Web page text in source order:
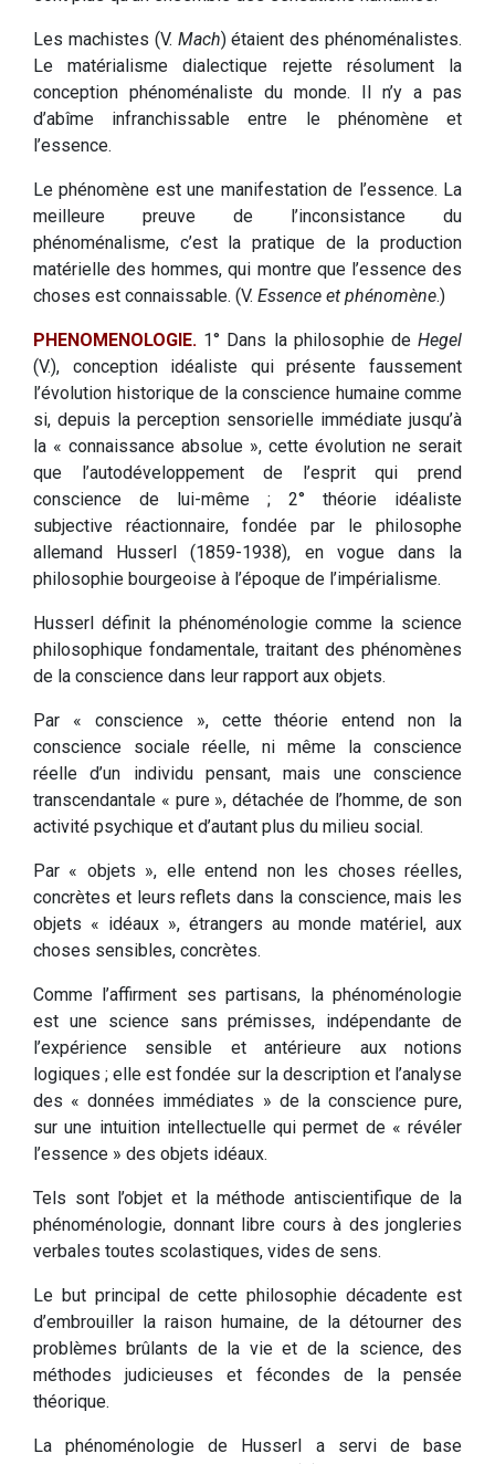
Les machistes (V. Mach) étaient des phénoménalistes.
Le matérialisme dialectique rejette résolument la
conception phénoménaliste du monde. Il n’y a pas
d’abîme infranchissable entre le phénomène et
l’essence.
Le phénomène est une manifestation de l’essence. La
meilleure preuve de l’inconsistance du
phénoménalisme, c’est la pratique de la production
matérielle des hommes, qui montre que l’essence des
choses est connaissable. (V. Essence et phénomène.)
PHENOMENOLOGIE. 1° Dans la philosophie de Hegel
(V.), conception idéaliste qui présente faussement
l’évolution historique de la conscience humaine comme
si, depuis la perception sensorielle immédiate jusqu’à
la « connaissance absolue », cette évolution ne serait
que l’autodéveloppement de l’esprit qui prend
conscience de lui-même ; 2° théorie idéaliste
subjective réactionnaire, fondée par le philosophe
allemand Husserl (1859-1938), en vogue dans la
philosophie bourgeoise à l’époque de l’impérialisme.
Husserl définit la phénoménologie comme la science
philosophique fondamentale, traitant des phénomènes
de la conscience dans leur rapport aux objets.
Par « conscience », cette théorie entend non la
conscience sociale réelle, ni même la conscience
réelle d’un individu pensant, mais une conscience
transcendantale « pure », détachée de l’homme, de son
activité psychique et d’autant plus du milieu social.
Par « objets », elle entend non les choses réelles,
concrètes et leurs reflets dans la conscience, mais les
objets « idéaux », étrangers au monde matériel, aux
choses sensibles, concrètes.
Comme l’affirment ses partisans, la phénoménologie
est une science sans prémisses, indépendante de
l’expérience sensible et antérieure aux notions
logiques ; elle est fondée sur la description et l’analyse
des « données immédiates » de la conscience pure,
sur une intuition intellectuelle qui permet de « révéler
l’essence » des objets idéaux.
Tels sont l’objet et la méthode antiscientifique de la
phénoménologie, donnant libre cours à des jongleries
verbales toutes scolastiques, vides de sens.
Le but principal de cette philosophie décadente est
d’embrouiller la raison humaine, de la détourner des
problèmes brûlants de la vie et de la science, des
méthodes judicieuses et fécondes de la pensée
théorique.
La phénoménologie de Husserl a servi de base